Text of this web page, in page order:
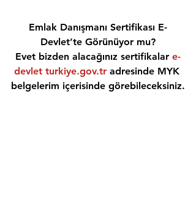
Emlak Danışmanı Sertifikası E-
Devlet’te Görünüyor mu?
Evet bizden alacağınız sertifikalar e-
devlet turkiye.gov.tr adresinde MYK
belgelerim içerisinde görebileceksiniz.